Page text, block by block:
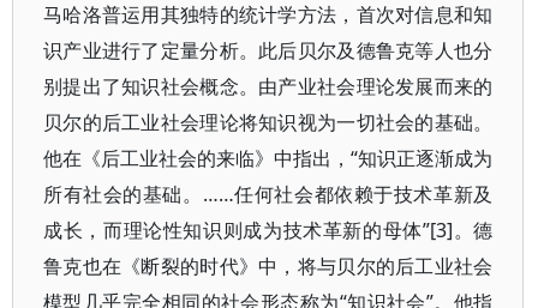
马哈洛普运用其独特的统计学方法，首次对信息和知
识产业进行了定量分析。此后贝尔及德鲁克等人也分
别提出了知识社会概念。由产业社会理论发展而来的
贝尔的后工业社会理论将知识视为一切社会的基础。
他在《后工业社会的来临》中指出，“知识正逐渐成为
所有社会的基础。……任何社会都依赖于技术革新及
成长，而理论性知识则成为技术革新的母体”[3]。德
鲁克也在《断裂的时代》中，将与贝尔的后工业社会
模型几乎完全相同的社会形态称为“知识社会”。他指